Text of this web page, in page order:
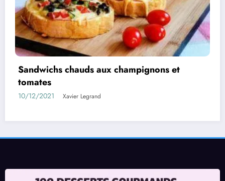
Aubergines farcies au poulet à la béchamel
05/08/2021